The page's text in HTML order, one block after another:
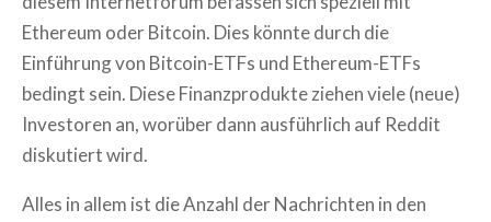
Ethereum oder Bitcoin. Dies könnte durch die
Einführung von Bitcoin-ETFs und Ethereum-ETFs
bedingt sein. Diese Finanzprodukte ziehen viele (neue)
Investoren an, worüber dann ausführlich auf Reddit
diskutiert wird.
Alles in allem ist die Anzahl der Nachrichten in den